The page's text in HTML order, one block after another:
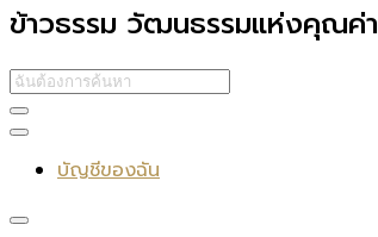
ข้าวธรรม วัฒนธรรมแห่งคุณค่า
บัญชีของฉัน